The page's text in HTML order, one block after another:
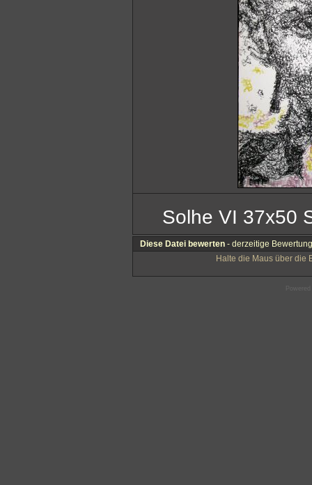
Solhe VI 37x50
Diese Datei bewerten - derzeitige
Halte die Maus über die